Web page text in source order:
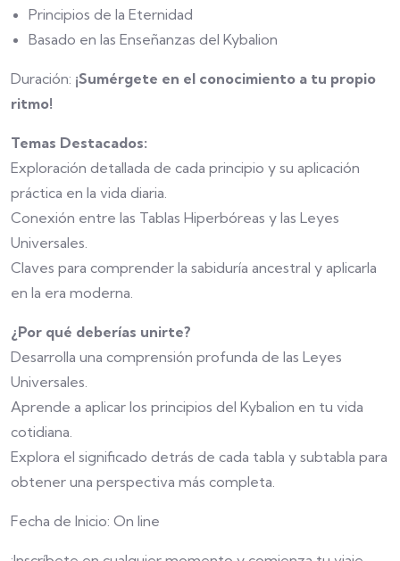
Principios de la Eternidad
Basado en las Enseñanzas del Kybalion
Duración: ¡Sumérgete en el conocimiento a tu propio
ritmo!
Temas Destacados:
Exploración detallada de cada principio y su aplicación
práctica en la vida diaria.
Conexión entre las Tablas Hiperbóreas y las Leyes
Universales.
Claves para comprender la sabiduría ancestral y aplicarla
en la era moderna.
¿Por qué deberías unirte?
Desarrolla una comprensión profunda de las Leyes
Universales.
Aprende a aplicar los principios del Kybalion en tu vida
cotidiana.
Explora el significado detrás de cada tabla y subtabla para
obtener una perspectiva más completa.
Fecha de Inicio: On line